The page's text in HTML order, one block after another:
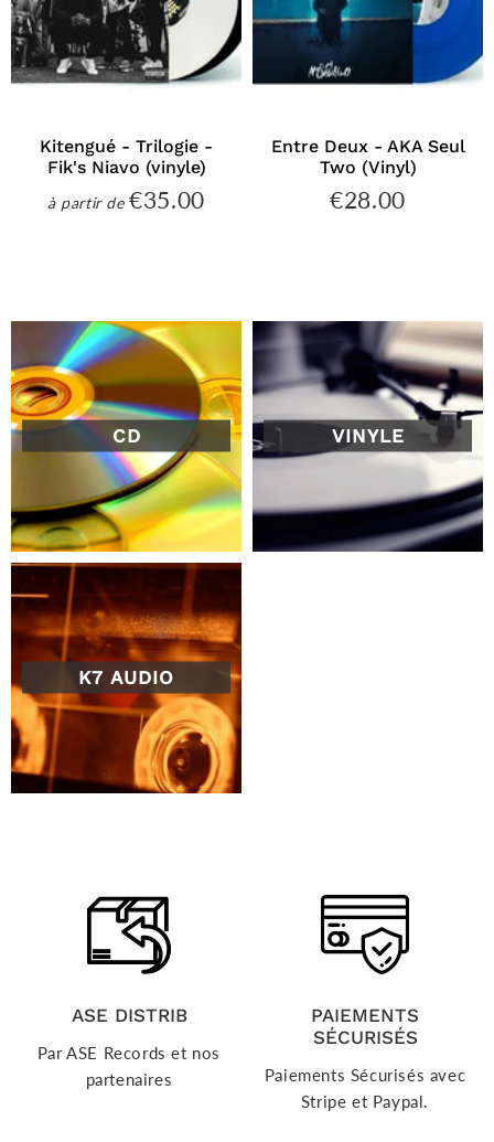
Kitengué - Trilogie -
Fik's Niavo (vinyle)
à partir dePrix
€35.00
Entre Deux - AKA Seul
Two (Vinyl)
Prix
€28.00
CD VINYLE
K7 AUDIO
ASE DISTRIB
Par ASE Records et nos
partenaires
PAIEMENTS
SÉCURISÉS
Paiements Sécurisés avec
Stripe et Paypal.